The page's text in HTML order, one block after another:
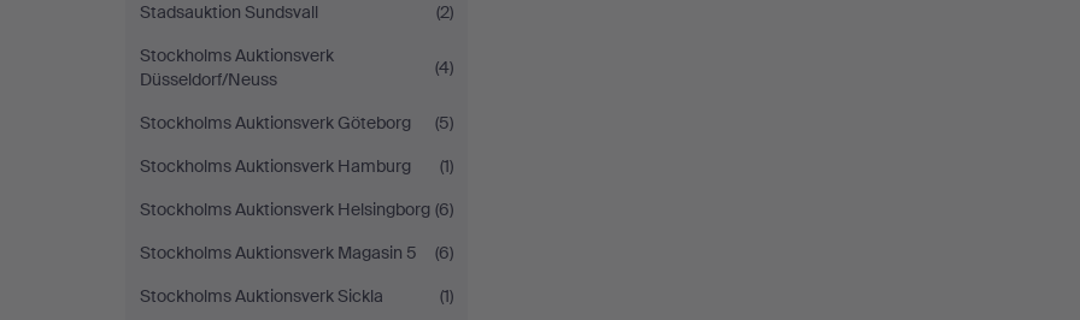
Stadsauktion Sundsvall
(2)
Stockholms Auktionsverk
Düsseldorf/Neuss
(4)
Stockholms Auktionsverk Göteborg
(5)
Stockholms Auktionsverk Hamburg
(1)
Stockholms Auktionsverk Helsingborg (6)
Stockholms Auktionsverk Magasin 5
(6)
Stockholms Auktionsverk Sickla
(1)